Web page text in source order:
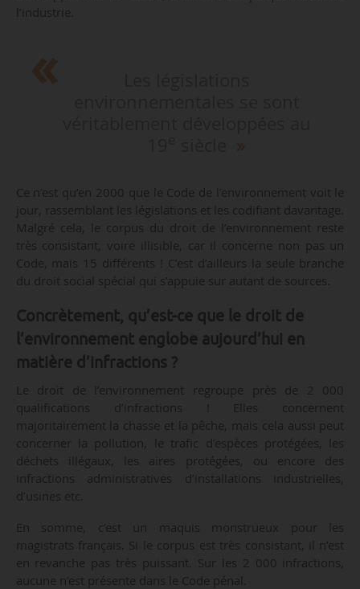
l’industrie.
Ce n’est qu’en 2000 que le Code de l’environnement voit le
jour, rassemblant les législations et les codifiant davantage.
Malgré cela, le corpus du droit de l’environnement reste
très consistant, voire illisible, car il concerne non pas un
Code, mais 15 différents ! C’est d’ailleurs la seule branche
du droit social spécial qui s’appuie sur autant de sources.
Concrètement, qu’est-ce que le droit de
l’environnement englobe aujourd’hui en
matière d’infractions ?
Le droit de l’environnement regroupe près de 2 000
qualifications d’infractions ! Elles concernent
majoritairement la chasse et la pêche, mais cela aussi peut
concerner la pollution, le trafic d’espèces protégées, les
déchets illégaux, les aires protégées, ou encore des
infractions administratives d’installations industrielles,
d’usines etc.
En somme, c’est un maquis monstrueux pour les
magistrats français. Si le corpus est très consistant, il n’est
en revanche pas très puissant. Sur les 2 000 infractions,
aucune n’est présente dans le Code pénal.